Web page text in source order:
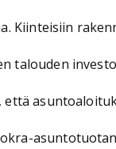
Kiinteisiin
talouden